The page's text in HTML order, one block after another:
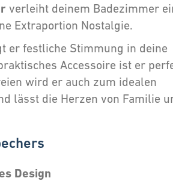
verleiht deinem Badezimmer
Extraportion Nostalgie.
er festliche Stimmung in deine
Accessoire ist er
wird er auch zum idealen
lässt die Herzen von Familie
Design